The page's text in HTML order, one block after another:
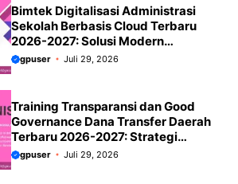
Bimtek Digitalisasi Administrasi
Sekolah Berbasis Cloud Terbaru
2026-2027: Solusi Modern
Meningkatkan Efisiensi dan Tata
Kelola Sekolah
gpuser Juli 29, 2026
Training Transparansi dan Good
Governance Dana Transfer Daerah
Terbaru 2026-2027: Strategi
Mewujudkan Tata Kelola yang
Akuntabel dan Transparan
gpuser Juli 29, 2026